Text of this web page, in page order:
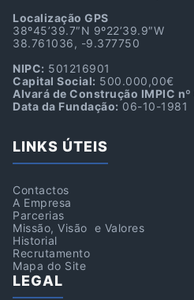
Localização GPS
38º45’39.7″N 9º22’39.9″W
38.761036, -9.377750
NIPC: 501216901
Capital Social: 500.000,00€
Alvará de Construção IMPIC nº
Data da Fundação: 06-10-1981
LINKS ÚTEIS
Contactos
A Empresa
Parcerias
Missão, Visão e Valores
Historial
Recrutamento
Mapa do Site
LEGAL